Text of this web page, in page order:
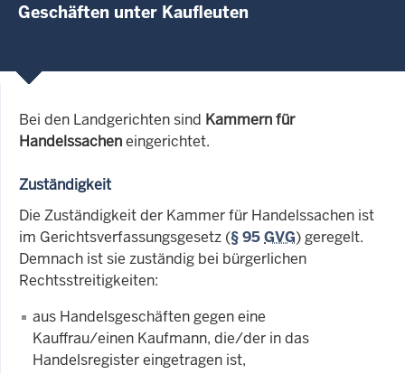
Geschäften unter Kaufleuten
Bei den Landgerichten sind Kammern für
Handelssacheneingerichtet.
Zuständigkeit
Die Zuständigkeit der Kammer für Handelssachen ist
im Gerichtsverfassungsgesetz (§ 95GVG) geregelt.
Demnach ist sie zuständig bei bürgerlichen
Rechtsstreitigkeiten:
aus Handelsgeschäften gegen eine
Kauffrau/einen Kaufmann, die/der in das
Handelsregister eingetragen ist,